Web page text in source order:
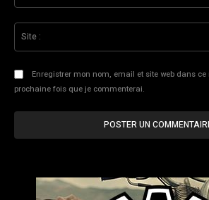
Enregistrer mon nom, email et site web dans
prochaine fois que je commenterai.